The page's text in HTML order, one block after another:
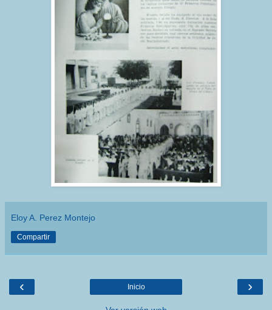
Eloy A. Perez Montejo
Compartir
‹ ›
Inicio